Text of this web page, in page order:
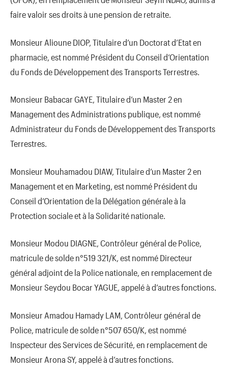
faire valoir ses droits à une pension de retraite.
Monsieur Alioune DIOP, Titulaire d’un Doctorat d’Etat en
pharmacie, est nommé Président du Conseil d’Orientation
du Fonds de Développement des Transports Terrestres.
Monsieur Babacar GAYE, Titulaire d’un Master 2 en
Management des Administrations publique, est nommé
Administrateur du Fonds de Développement des Transports
Terrestres.
Monsieur Mouhamadou DIAW, Titulaire d’un Master 2 en
Management et en Marketing, est nommé Président du
Conseil d’Orientation de la Délégation générale à la
Protection sociale et à la Solidarité nationale.
Monsieur Modou DIAGNE, Contrôleur général de Police,
matricule de solde n°519 321/K, est nommé Directeur
général adjoint de la Police nationale, en remplacement de
Monsieur Seydou Bocar YAGUE, appelé à d’autres fonctions.
Monsieur Amadou Hamady LAM, Contrôleur général de
Police, matricule de solde n°507 650/K, est nommé
Inspecteur des Services de Sécurité, en remplacement de
Monsieur Arona SY, appelé à d’autres fonctions.